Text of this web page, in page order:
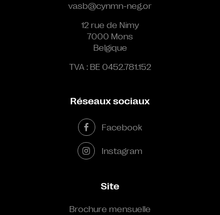
vasb@cynmn-neg.or
12 rue de Nimy
7000 Mons
Belgique
TVA : BE 0452.781.152
Réseaux sociaux
Facebook
Instagram
Site
Brochure mensuelle